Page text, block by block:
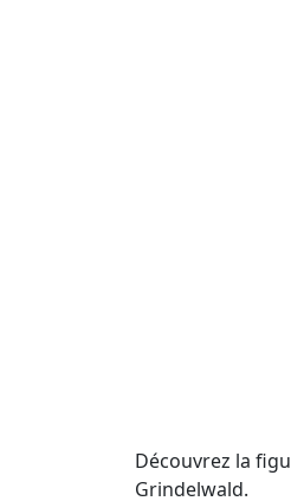
Découvrez la
Grindelwald.